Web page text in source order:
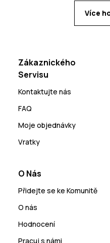
Více
Zákaznického
Servisu
Kontaktujte nás
FAQ
Moje objednávky
Vratky
O Nás
Přidejte se ke Komunitě
O nás
Hodnocení
Pracuj s námi